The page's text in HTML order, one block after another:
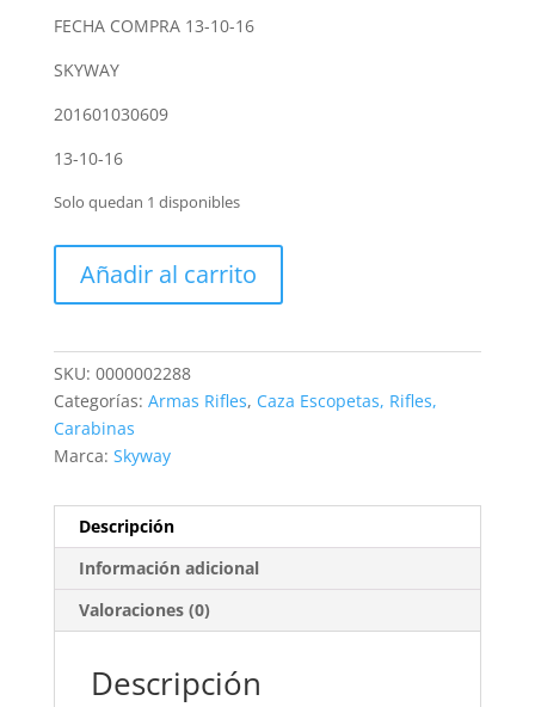
FECHA COMPRA 13-10-16
SKYWAY
201601030609
13-10-16
Solo quedan 1 disponibles
EXPOSICION
CAL.30-
06
AUT
SPEEDLINE
Añadir al carrito
SKU: 0000002288
Categorías: Armas Rifles, Caza Escopetas, Rifles,
Carabinas
Marca: Skyway
Descripción
Información adicional
Valoraciones (0)
Descripción